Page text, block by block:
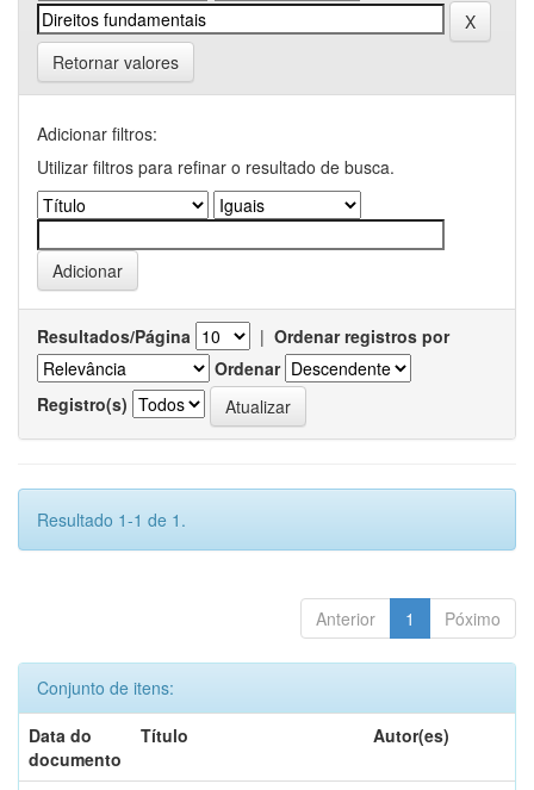
Retornar valores
Adicionar filtros:
Utilizar filtros para refinar o resultado de busca.
Resultados/Página | Ordenar registros por
Ordenar
Registro(s)
Resultado 1-1 de 1.
Anterior 1 Póximo
Conjunto de itens:
Data do
documento
Título Autor(es)